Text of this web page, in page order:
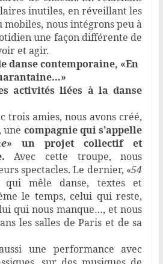
inutiles, en réveillant les
mobiles, nous intégrons peu à
une façon différente de
et agir.
danse contemporaine, «En
activités liées à la danse
trois amies, nous avons créé,
une compagnie qui s’appelle
» un projet collectif et
Avec cette troupe, nous
spectacles. Le dernier, «54
qui mêle danse, textes et
le temps, celui qui reste,
qui nous manque…, et nous
les salles de Paris et de sa
une performance avec